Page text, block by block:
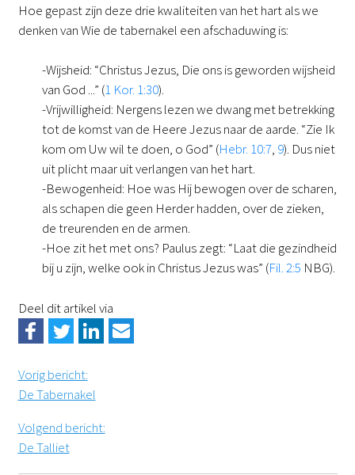
Hoe gepast zijn deze drie kwaliteiten van het hart als we
denken van Wie de tabernakel een afschaduwing is:
-Wijsheid: “Christus Jezus, Die ons is geworden wijsheid
van God ...” (1 Kor. 1:30).
-Vrijwilligheid: Nergens lezen we dwang met betrekking
tot de komst van de Heere Jezus naar de aarde. “Zie Ik
kom om Uw wil te doen, o God” (Hebr. 10:7, 9). Dus niet
uit plicht maar uit verlangen van het hart.
-Bewogenheid: Hoe was Hij bewogen over de scharen,
als schapen die geen Herder hadden, over de zieken,
de treurenden en de armen.
-Hoe zit het met ons? Paulus zegt: “Laat die gezindheid
bij u zijn, welke ook in Christus Jezus was” (Fil. 2:5 NBG).
Deel dit artikel via
Vorig bericht:
De Tabernakel
Volgend bericht:
De Talliet